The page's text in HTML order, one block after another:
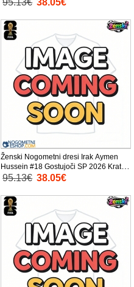
95.13€ 38.05€
Ženski Nogometni dresi Irak Aymen
Hussein #18 Gostujoči SP 2026 Kratek
Rokav
95.13€ 38.05€